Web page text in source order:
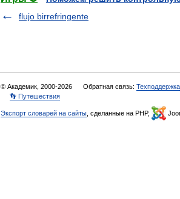
flujo birrefringente
© Академик, 2000-2026 Обратная связь: Техподдержка
👣 Путешествия
Экспорт словарей на сайты , сделанные на PHP,